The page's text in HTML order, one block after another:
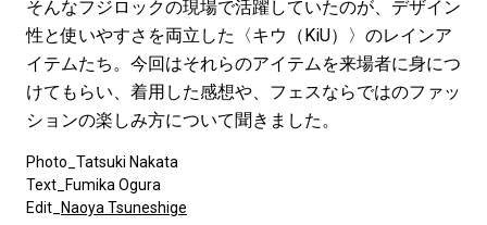
そんなフジロックの現場で活躍していたのが、デザイン
性と使いやすさを両立した〈キウ（KiU）〉のレインア
イテムたち。今回はそれらのアイテムを来場者に身につ
けてもらい、着用した感想や、フェスならではのファッ
ションの楽しみ方について聞きました。
Photo_Tatsuki Nakata
Text_Fumika Ogura
Edit_ Naoya Tsuneshige